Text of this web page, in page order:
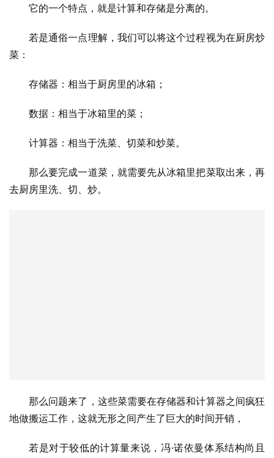
它的一个特点，就是计算和存储是分离的。
若是通俗一点理解，我们可以将这个过程视为在厨房炒
菜：
存储器：相当于厨房里的冰箱；
数据：相当于冰箱里的菜；
计算器：相当于洗菜、切菜和炒菜。
那么要完成一道菜，就需要先从冰箱里把菜取出来，再
去厨房里洗、切、炒。
那么问题来了，这些菜需要在存储器和计算器之间疯狂
地做搬运工作，这就无形之间产生了巨大的时间开销，
若是对于较低的计算量来说，冯·诺依曼体系结构尚且